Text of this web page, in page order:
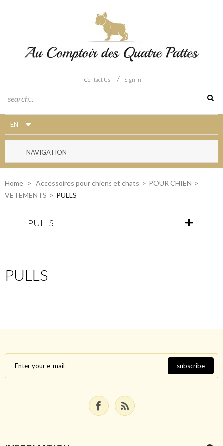
Contact Us / Sign in
EN
NAVIGATION
Home > Accessoires pour chiens et chats > POUR CHIEN >
VETEMENTS > PULLS
PULLS
PULLS
subscribe